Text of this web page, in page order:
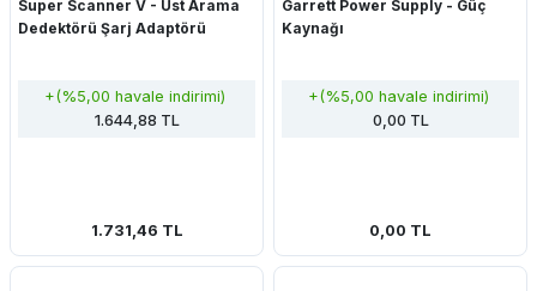
Super Scanner V - Üst Arama
Dedektörü Şarj Adaptörü
+(%5,00 havale indirimi)
1.644,88 TL
1.731,46 TL
Garrett Power Supply - Güç
Kaynağı
+(%5,00 havale indirimi)
0,00 TL
0,00 TL